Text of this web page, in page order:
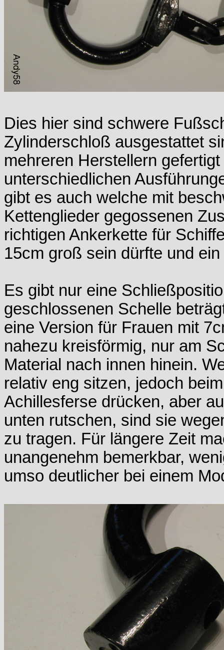
Dies hier sind schwere
Zylinderschloß ausgestattet
mehreren Herstellern
unterschiedlichen
gibt es auch welche mit
Kettenglieder gegossenen
richtigen Ankerkette für
15cm groß sein dürfte und
Es gibt nur eine
geschlossenen Schelle
eine Version für Frauen mit
nahezu kreisförmig, nur am
Material nach innen hinein.
relativ eng sitzen, jedoch
Achillesferse drücken, aber
unten rutschen, sind sie
zu tragen. Für längere Zeit
unangenehm bemerkbar,
umso deutlicher bei einem